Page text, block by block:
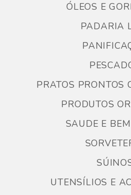
ÓLEOS E
PADARIA
PRATOS PRONTOS
PRODUTOS
SAUDE E
UTENSÍLIOS E